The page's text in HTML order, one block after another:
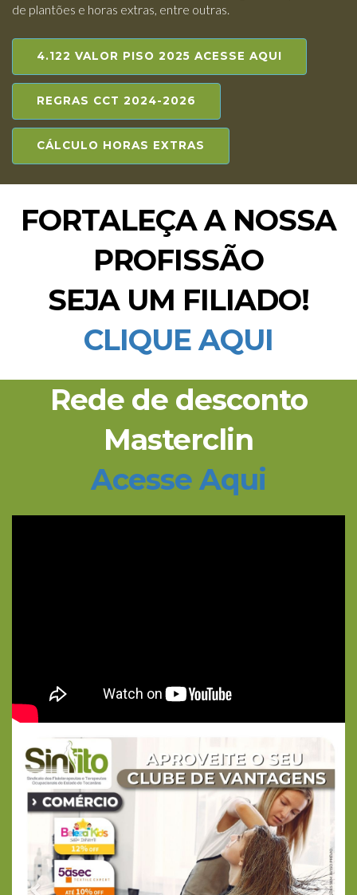
de plantões e horas extras, entre outras.
4.122 VALOR PISO 2025 ACESSE AQUI
REGRAS CCT 2024-2026
CÁLCULO HORAS EXTRAS
FORTALEÇA A NOSSA
PROFISSÃO
SEJA UM FILIADO!
CLIQUE AQUI
Rede de desconto
Masterclin
Acesse Aqui
Previous